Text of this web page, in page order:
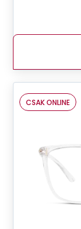
CSAK ONLINE